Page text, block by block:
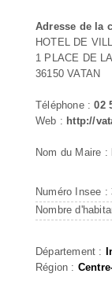
Adresse de la
HOTEL DE
1 PLACE DE
36150 VATAN
Téléphone :02
Web : http://
Nom du Maire :
Numéro Insee :
Nombre
Département :
Région :